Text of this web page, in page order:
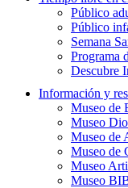
Público
Público
Semana
Programa
Descubre
Información y
Museo de
Museo
Museo de
Museo de
Museo
Museo